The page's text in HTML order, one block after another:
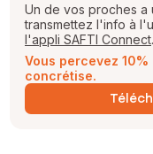
Un de vos proches a
transmettez l'info à
l'appli SAFTI Connect.
Vous percevez
concrétise.